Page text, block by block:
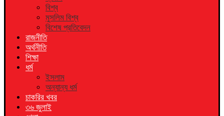
বিশ্ব
মুসলিম বিশ্ব
বিশেষ প্রতিবেদন
রাজনীতি
অর্থনীতি
শিক্ষা
ধর্ম
ইসলাম
অন্যান্য ধর্ম
চাকরির খবর
৩৬ জুলাই